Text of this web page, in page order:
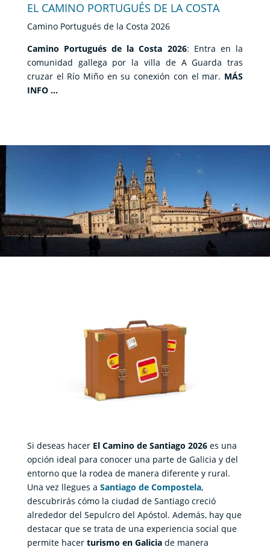
EL CAMINO PORTUGUÉS DE LA COSTA
Camino Portugués de la Costa 2026
Camino Portugués de la Costa 2026: Entra en la
comunidad gallega por la villa de A Guarda tras
cruzar el Río Miño en su conexión con el mar. MÁS
INFO …
Si deseas hacer El Camino de Santiago 2026es una
opción ideal para conocer una parte de Galicia y del
entorno que la rodea de manera diferente y rural.
Una vez llegues a Santiago de Compostela,
descubrirás cómo la ciudad de Santiago creció
alrededor del Sepulcro del Apóstol. Además, hay que
destacar que se trata de una experiencia social que
permite hacer turismo en Galiciade manera